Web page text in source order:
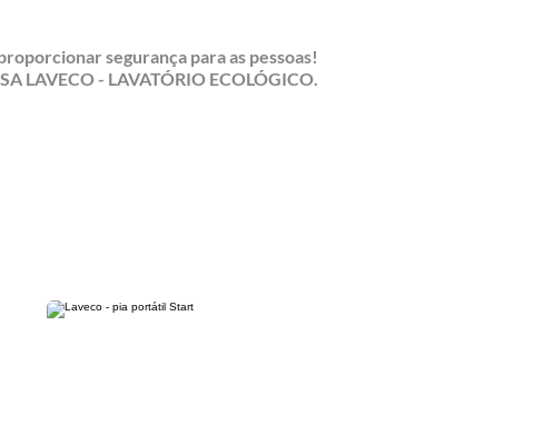
segurança para as pessoas!
LAVECO - LAVATÓRIO ECOLÓGICO.